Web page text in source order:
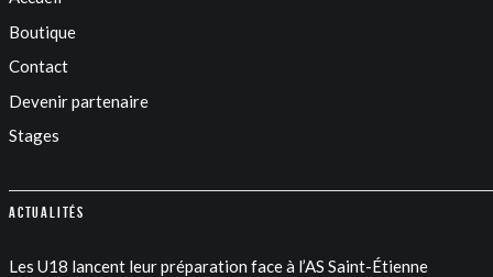
Boutique
Contact
Devenir partenaire
Stages
Actualités
Les U18 lancent leur préparation face à l’AS Saint-Étienne